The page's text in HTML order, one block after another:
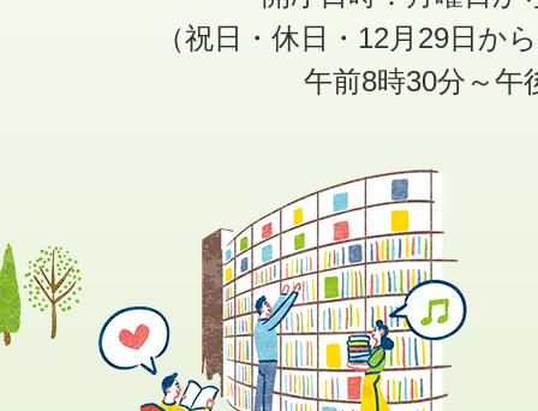
（祝日・休日・12月29日か
午前8時30分～午